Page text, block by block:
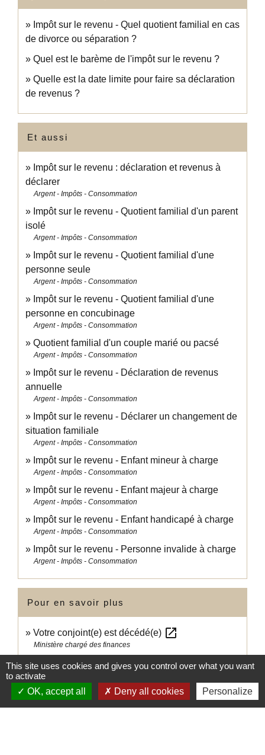
Impôt sur le revenu - Quel quotient familial en cas
de divorce ou séparation ?
Quel est le barème de l'impôt sur le revenu ?
Quelle est la date limite pour faire sa déclaration
de revenus ?
Et aussi
Impôt sur le revenu : déclaration et revenus à
déclarer
Argent - Impôts - Consommation
Impôt sur le revenu - Quotient familial d'un parent
isolé
Argent - Impôts - Consommation
Impôt sur le revenu - Quotient familial d'une
personne seule
Argent - Impôts - Consommation
Impôt sur le revenu - Quotient familial d'une
personne en concubinage
Argent - Impôts - Consommation
Quotient familial d'un couple marié ou pacsé
Argent - Impôts - Consommation
Impôt sur le revenu - Déclaration de revenus
annuelle
Argent - Impôts - Consommation
Impôt sur le revenu - Déclarer un changement de
situation familiale
Argent - Impôts - Consommation
Impôt sur le revenu - Enfant mineur à charge
Argent - Impôts - Consommation
Impôt sur le revenu - Enfant majeur à charge
Argent - Impôts - Consommation
Impôt sur le revenu - Enfant handicapé à charge
Argent - Impôts - Consommation
Impôt sur le revenu - Personne invalide à charge
Argent - Impôts - Consommation
Pour en savoir plus
Votre conjoint(e) est décédé(e) open_in_new
Ministère chargé des finances
Je suis ancien combattant, ou veuf/veuve d'ancien
combattant, cela modifie-t-il mon impôt ?
Ministère chargé des finances
Brochure pratique 2023 - Déclaration des revenus
This site uses cookies and gives you control over what you want
to activate
OK, accept all
Deny all cookies Personalize